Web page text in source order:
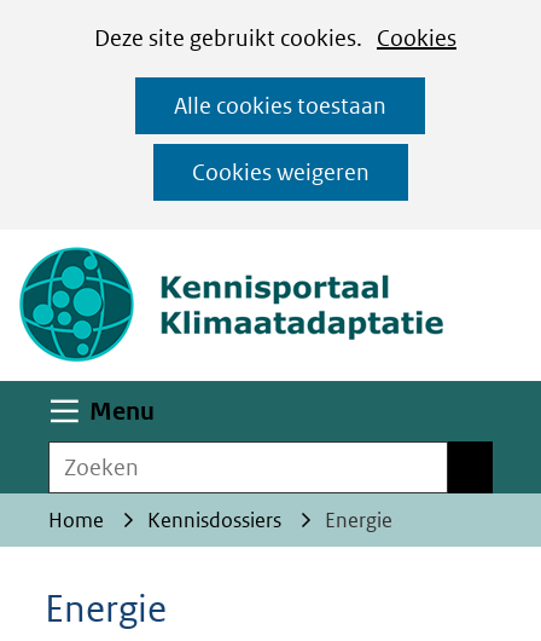
CookiesDeze site gebruikt cookies. Cookies
op
deze
website
worden
toegestaan
geweigerd.
Alle cookies toestaan
Cookies weigeren
Ga
naar
de
inhoud
Menu
Zoeken
Home Kennisdossiers Energie
Energie